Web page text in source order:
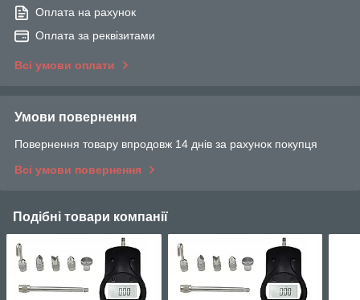
Оплата на рахунок
Оплата за реквізитами
Всі умови оплати
Умови повернення
Повернення товару впродовж 14 днів за рахунок покупця
Всі умови повернення
Подібні товари компанії